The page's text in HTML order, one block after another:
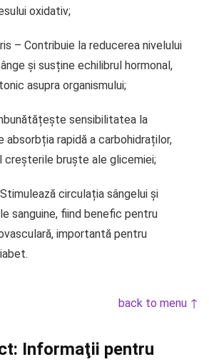
oxidativ;
– Contribuie la reducerea nivelului
și susține echilibrul hormonal,
asupra organismului;
sensibilitatea la
absorbția rapidă a carbohidraților,
creșterile bruște ale glicemiei;
circulația sângelui și
sanguine, fiind benefic pentru
importantă pentru
back to menu ↑
Informaţii pentru